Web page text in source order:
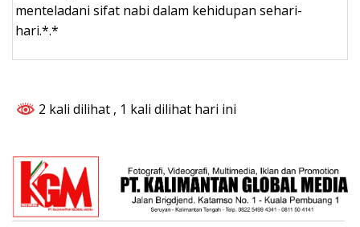
menteladani sifat nabi dalam kehidupan sehari-
hari.*.*
2 kali dilihat , 1 kali dilihat hari ini